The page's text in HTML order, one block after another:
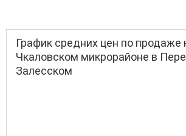
График средних цен по продаже
Чкаловском микрорайоне в
Залесском